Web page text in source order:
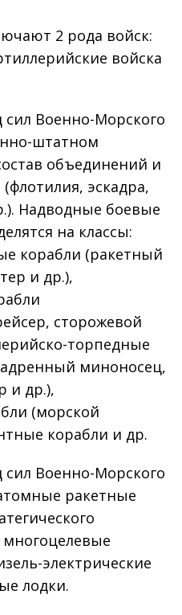
2 рода войск:
войска
сил Военно-Морского
штатном
объединений и
эскадра,
Надводные боевые
на классы:
корабли (ракетный
и др.),
сторожевой
торпедные
миноносец,
и др.),
(морской
корабли и др.
сил Военно-Морского
ракетные
электрические
лодки.